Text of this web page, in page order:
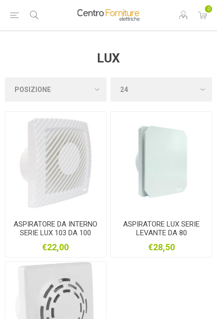
0
LUX
ASPIRATORE DA INTERNO
SERIE LUX 103 DA 100
€22,00
ASPIRATORE LUX SERIE
LEVANTE DA 80
€28,50